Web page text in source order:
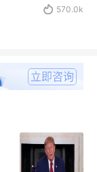
 570.0k
立即咨询